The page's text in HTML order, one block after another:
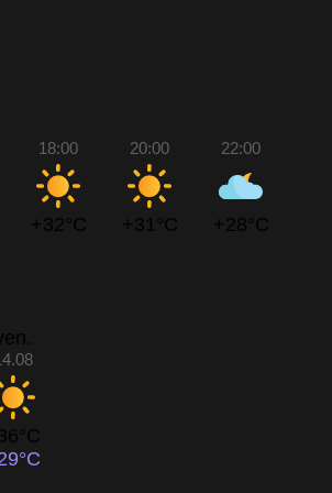
18:00
+32°C
20:00
+31°C
22:00
+28°C